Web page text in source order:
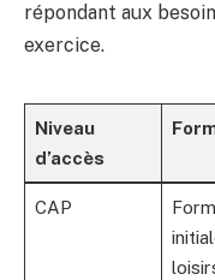
répondant aux
exercice.
Niveau
d’accès
CAP